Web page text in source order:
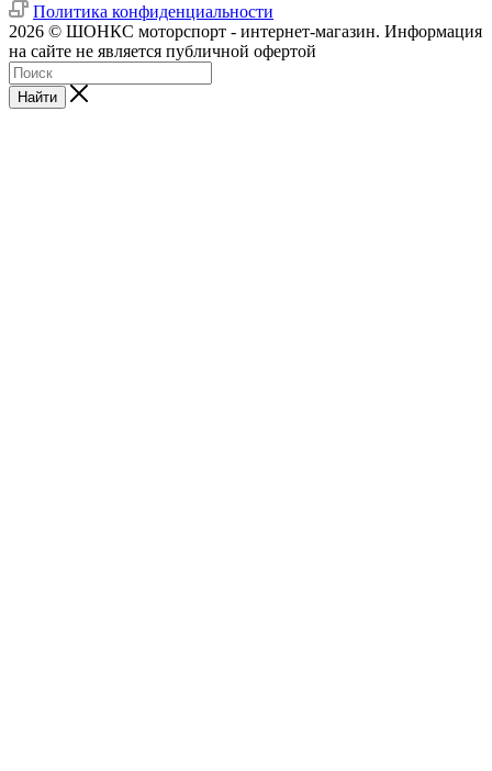
Политика конфиденциальности
2026 © ШОНКС моторспорт - интернет-магазин. Информация
на сайте не является публичной офертой
Найти